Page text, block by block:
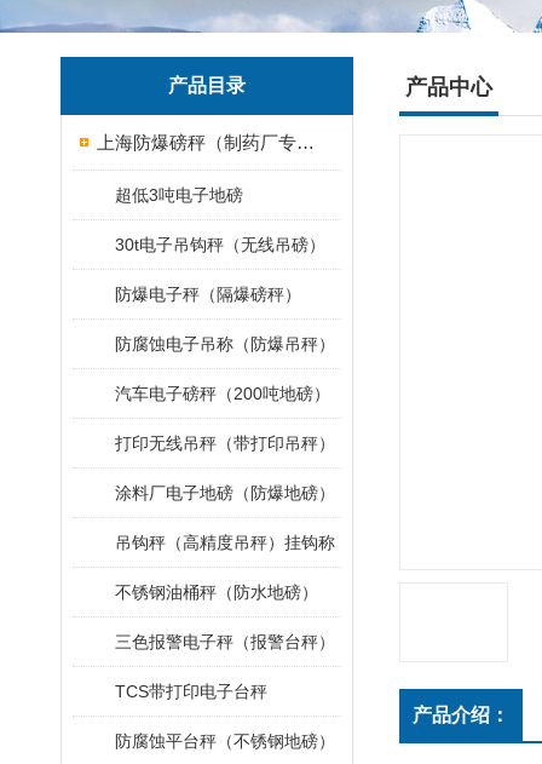
产品目录
上海防爆磅秤（制药厂专用）
超低3吨电子地磅
30t电子吊钩秤（无线吊磅）
防爆电子秤（隔爆磅秤）
防腐蚀电子吊称（防爆吊秤）
汽车电子磅秤（200吨地磅）
打印无线吊秤（带打印吊秤）
涂料厂电子地磅（防爆地磅）
吊钩秤（高精度吊秤）挂钩称
不锈钢油桶秤（防水地磅）
三色报警电子秤（报警台秤）
TCS带打印电子台秤
防腐蚀平台秤（不锈钢地磅）
产品中心
产品介绍：